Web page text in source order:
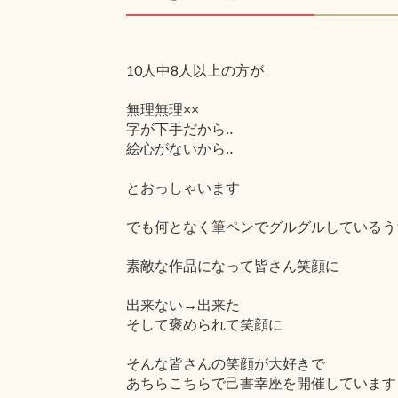
10人中8人以上の方が
無理無理××
字が下手だから‥
絵心がないから‥
とおっしゃいます
でも何となく筆ペンでグルグルしている
素敵な作品になって皆さん笑顔に
出来ない→出来た
そして褒められて笑顔に
そんな皆さんの笑顔が大好きで
あちらこちらで己書幸座を開催しています